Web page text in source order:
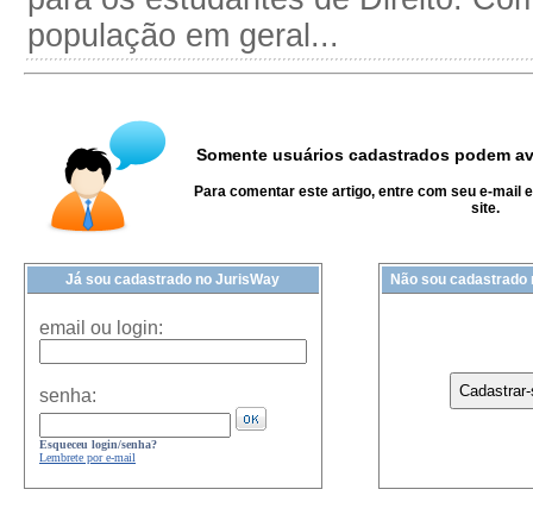
população em geral...
Somente usuários cadastrados podem
Para comentar este artigo, entre com seu e-mail
site.
Já sou cadastrado no JurisWay
email ou login:
senha:
Esqueceu login/senha?
Lembrete por e-mail
Não sou cadastrado